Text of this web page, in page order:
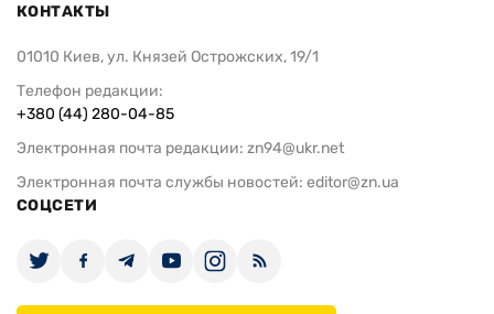
КОНТАКТЫ
01010 Киев, ул. Князей Острожских, 19/1
Телефон редакции:
+380 (44) 280-04-85
Электронная почта редакции: zn94@ukr.net
Электронная почта службы новостей: editor@zn.ua
СОЦСЕТИ